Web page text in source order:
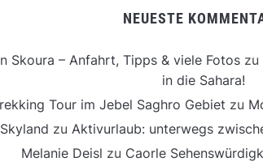
NEUESTE
Skoura – Anfahrt, Tipps & viele Fotos zu
in die Sahara!
Tour im Jebel Saghro Gebiet zu
Skyland zu Aktivurlaub: unterwegs
Melanie Deisl zu Caorle